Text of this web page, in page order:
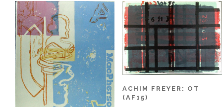
ACHIM FREYER: OT
(AF15)